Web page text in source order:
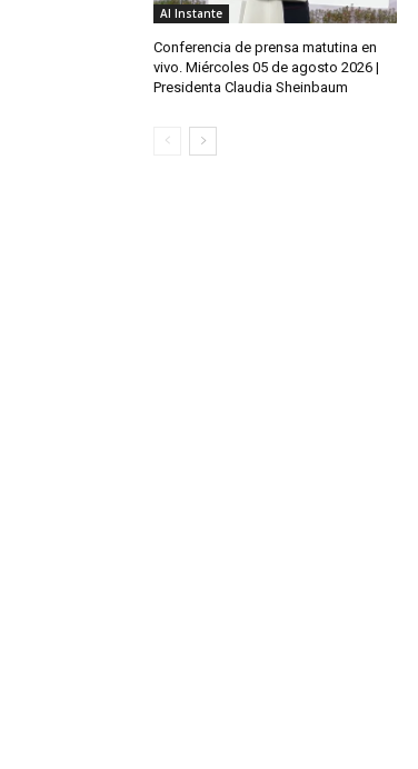
Al Instante
Conferencia de prensa matutina en
vivo. Miércoles 05 de agosto 2026 |
Presidenta Claudia Sheinbaum